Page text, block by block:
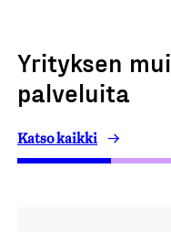
Yrityksen
palveluita
Katso kaikki